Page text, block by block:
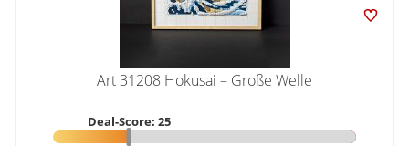
Art 31208 Hokusai – Große Welle
Deal-Score: 25